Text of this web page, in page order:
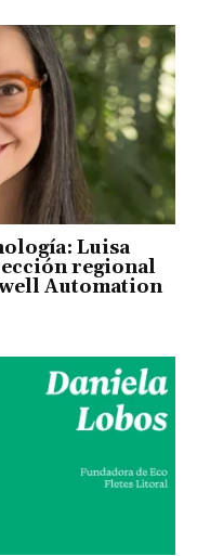
Luisa
regional
Automation